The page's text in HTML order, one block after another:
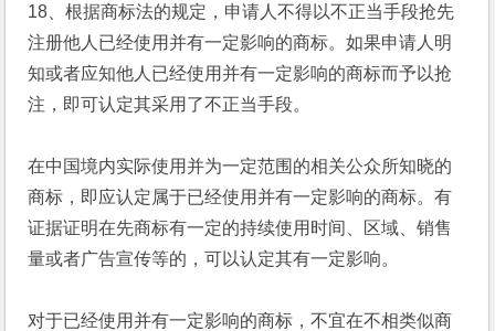
18、根据商标法的规定，申请人不得以不正当手段抢先
注册他人已经使用并有一定影响的商标。如果申请人明
知或者应知他人已经使用并有一定影响的商标而予以抢
注，即可认定其采用了不正当手段。
在中国境内实际使用并为一定范围的相关公众所知晓的
商标，即应认定属于已经使用并有一定影响的商标。有
证据证明在先商标有一定的持续使用时间、区域、销售
量或者广告宣传等的，可以认定其有一定影响。
对于已经使用并有一定影响的商标，不宜在不相类似商